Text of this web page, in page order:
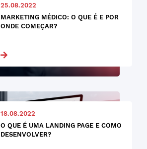
25.08.2022
MARKETING MÉDICO: O QUE É E POR
ONDE COMEÇAR?
18.08.2022
O QUE É UMA LANDING PAGE E COMO
DESENVOLVER?